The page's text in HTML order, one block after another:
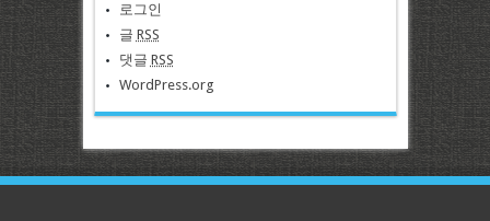
로그인
글 RSS
댓글 RSS
WordPress.org